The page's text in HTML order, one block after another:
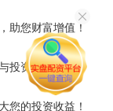
助您财富增值！
投资策略解析
您的投资收益！